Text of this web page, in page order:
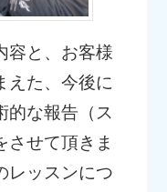
容と、お客様
えた、今後に
的な報告（ス
させて頂きま
レッスンにつ